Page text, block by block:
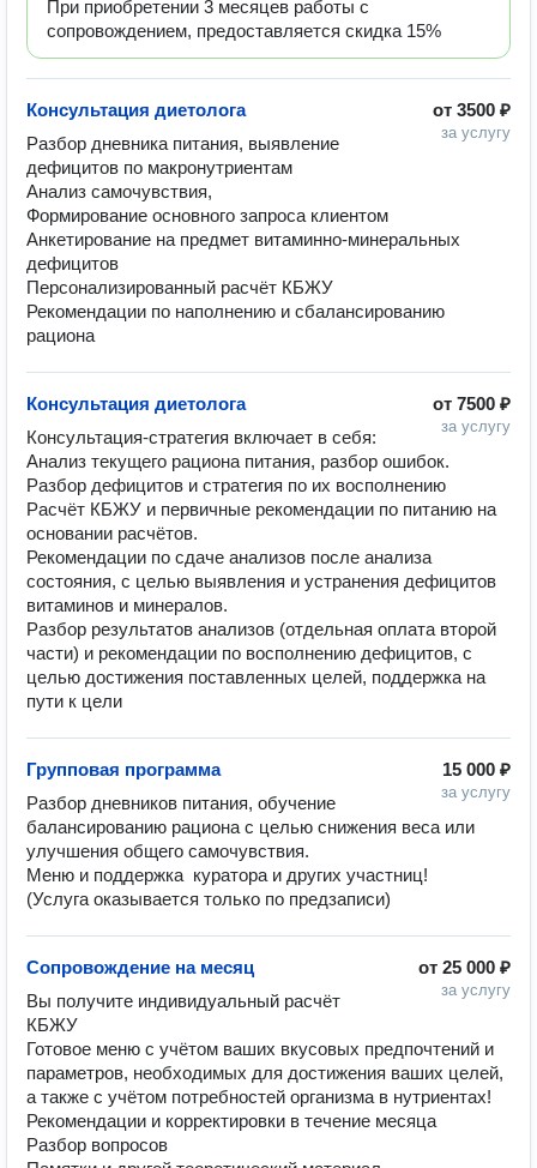
При приобретении 3 месяцев работы с
сопровождением, предоставляется скидка 15%
от 3500 ₽
за услугу
Консультация диетолога
Разбор дневника питания, выявление
дефицитов по макронутриентам
Анализ самочувствия,
Формирование основного запроса клиентом
Анкетирование на предмет витаминно-минеральных
дефицитов
Персонализированный расчёт КБЖУ
Рекомендации по наполнению и сбалансированию
рациона
от 7500 ₽
за услугу
Консультация диетолога
Консультация-стратегия включает в себя:
Анализ текущего рациона питания, разбор ошибок.
Разбор дефицитов и стратегия по их восполнению
Расчёт КБЖУ и первичные рекомендации по питанию на
основании расчётов.
Рекомендации по сдаче анализов после анализа
состояния, с целью выявления и устранения дефицитов
витаминов и минералов.
Разбор результатов анализов (отдельная оплата второй
части) и рекомендации по восполнению дефицитов, с
целью достижения поставленных целей, поддержка на
пути к цели
15 000 ₽
за услугу
Групповая программа
Разбор дневников питания, обучение
балансированию рациона с целью снижения веса или
улучшения общего самочувствия.
Меню и поддержка  куратора и других участниц!
(Услуга оказывается только по предзаписи)
от 25 000 ₽
за услугу
Сопровождение на месяц
Вы получите индивидуальный расчёт
КБЖУ
Готовое меню с учётом ваших вкусовых предпочтений и
параметров, необходимых для достижения ваших целей,
а также с учётом потребностей организма в нутриентах!
Рекомендации и корректировки в течение месяца
Разбор вопросов